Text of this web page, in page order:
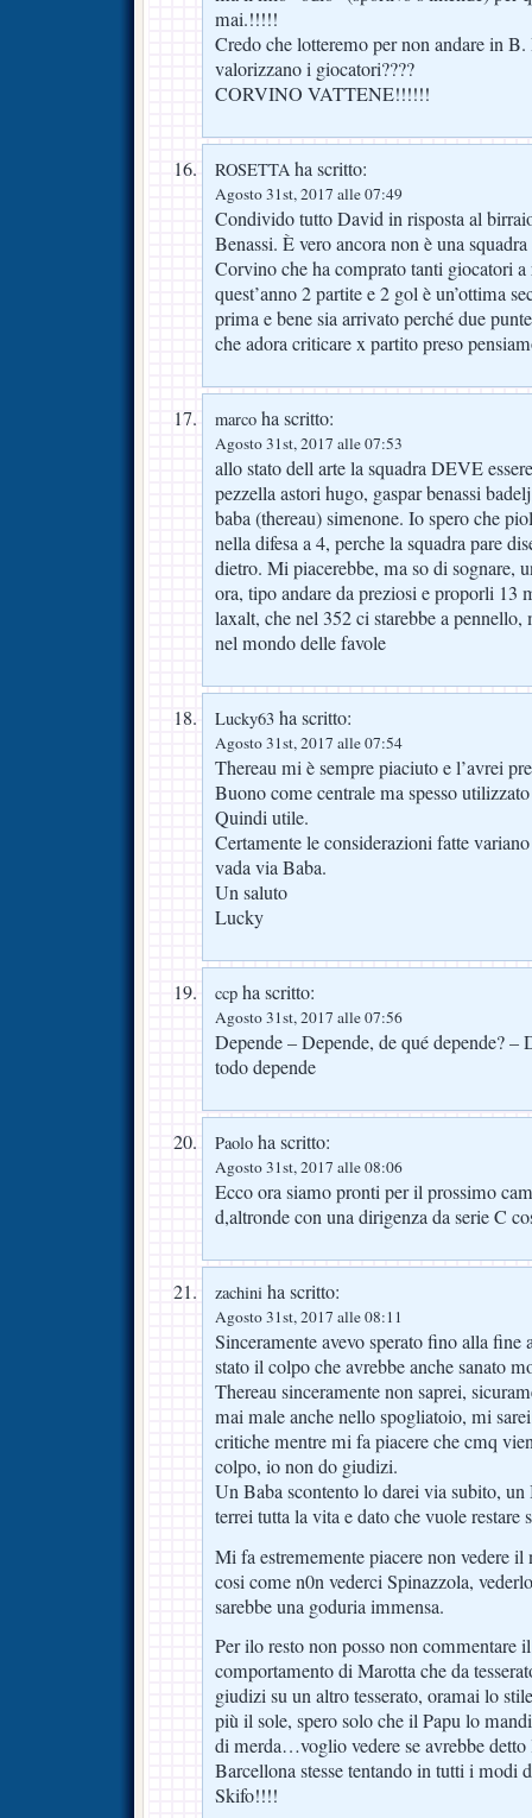
mai.!!!!!
Credo che lotteremo per non andare in
valorizzano i giocatori????
CORVINO VATTENE!!!!!!
ROSETTA ha scritto:
Agosto 31st, 2017 alle 07:49
Condivido tutto David in risposta al
Benassi. È vero ancora non è una
Corvino che ha comprato tanti giocatori
quest’anno 2 partite e 2 gol è un’ottima
prima e bene sia arrivato perché due
che adora criticare x partito preso
marco ha scritto:
Agosto 31st, 2017 alle 07:53
allo stato dell arte la squadra DEVE
pezzella astori hugo, gaspar benassi
baba (thereau) simenone. Io spero che
nella difesa a 4, perche la squadra pare
dietro. Mi piacerebbe, ma so di sognare,
ora, tipo andare da preziosi e proporli 13
laxalt, che nel 352 ci starebbe a
nel mondo delle favole
Lucky63 ha scritto:
Agosto 31st, 2017 alle 07:54
Thereau mi è sempre piaciuto e l’avrei
Buono come centrale ma spesso
Quindi utile.
Certamente le considerazioni fatte
vada via Baba.
Un saluto
Lucky
ccp ha scritto:
Agosto 31st, 2017 alle 07:56
Depende – Depende, de qué depende? –
todo depende
Paolo ha scritto:
Agosto 31st, 2017 alle 08:06
Ecco ora siamo pronti per il prossimo
d,altronde con una dirigenza da serie C
zachini ha scritto:
Agosto 31st, 2017 alle 08:11
Sinceramente avevo sperato fino alla fine
stato il colpo che avrebbe anche sanato
Thereau sinceramente non saprei,
mai male anche nello spogliatoio, mi
critiche mentre mi fa piacere che cmq
colpo, io non do giudizi.
Un Baba scontento lo darei via subito, un
terrei tutta la vita e dato che vuole restare
Mi fa estrememente piacere non vedere
cosi come n0n vederci Spinazzola,
sarebbe una goduria immensa.
Per ilo resto non posso non commentare
comportamento di Marotta che da
giudizi su un altro tesserato, oramai lo
più il sole, spero solo che il Papu lo
di merda…voglio vedere se avrebbe detto
Barcellona stesse tentando in tutti i
Skifo!!!!